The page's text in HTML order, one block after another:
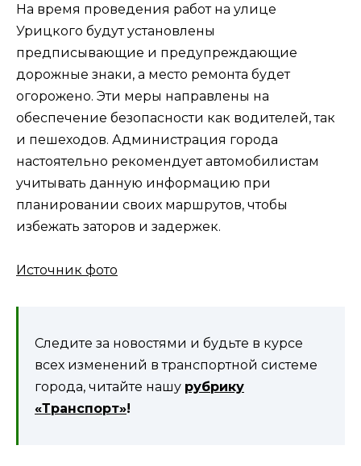
На время проведения работ на улице
Урицкого будут установлены
предписывающие и предупреждающие
дорожные знаки, а место ремонта будет
огорожено. Эти меры направлены на
обеспечение безопасности как водителей, так
и пешеходов. Администрация города
настоятельно рекомендует автомобилистам
учитывать данную информацию при
планировании своих маршрутов, чтобы
избежать заторов и задержек.
Источник фото
Следите за новостями и будьте в курсе
всех изменений в транспортной системе
города, читайте нашу рубрику
«Транспорт»!